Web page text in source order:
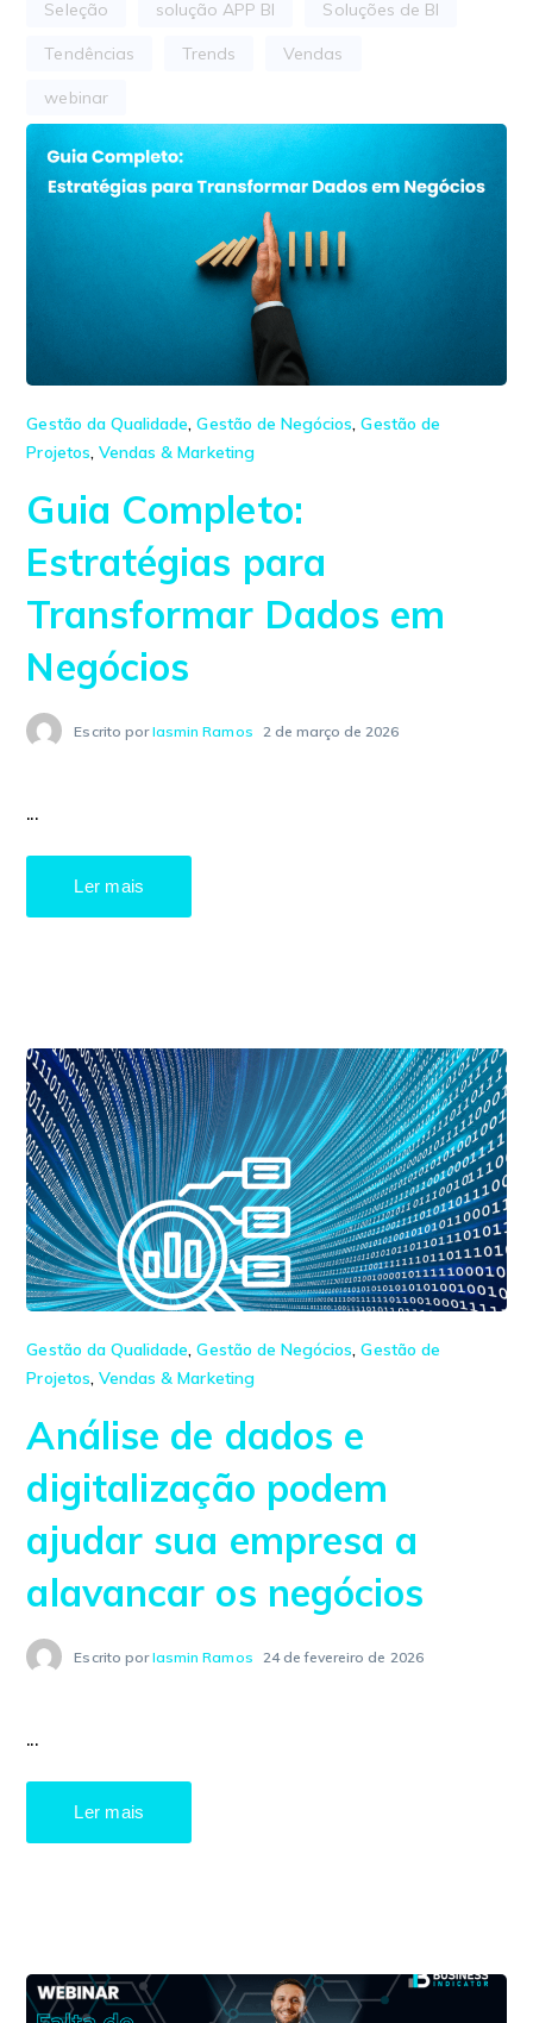
Gestão da Qualidade,Gestão de Negócios,Gestão de
Projetos, Vendas & Marketing
Guia Completo:
Estratégias para
Transformar Dados em
Negócios
Escrito porIasmin Ramos 2 de março de 2026
...
Ler mais
Gestão da Qualidade,Gestão de Negócios,Gestão de
Projetos, Vendas & Marketing
Análise de dados e
digitalização podem
ajudar sua empresa a
alavancar os negócios
Escrito porIasmin Ramos 24 de fevereiro de 2026
...
Ler mais
Seleção solução APP BI Soluções de BI
Tendências Trends Vendas
webinar